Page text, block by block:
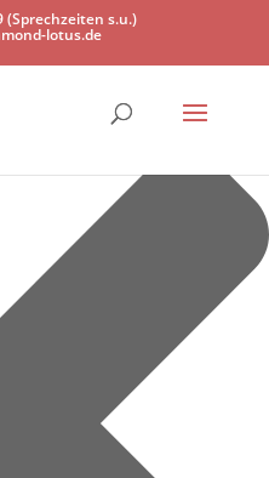
(Sprechzeiten s.u.)
lotus.de